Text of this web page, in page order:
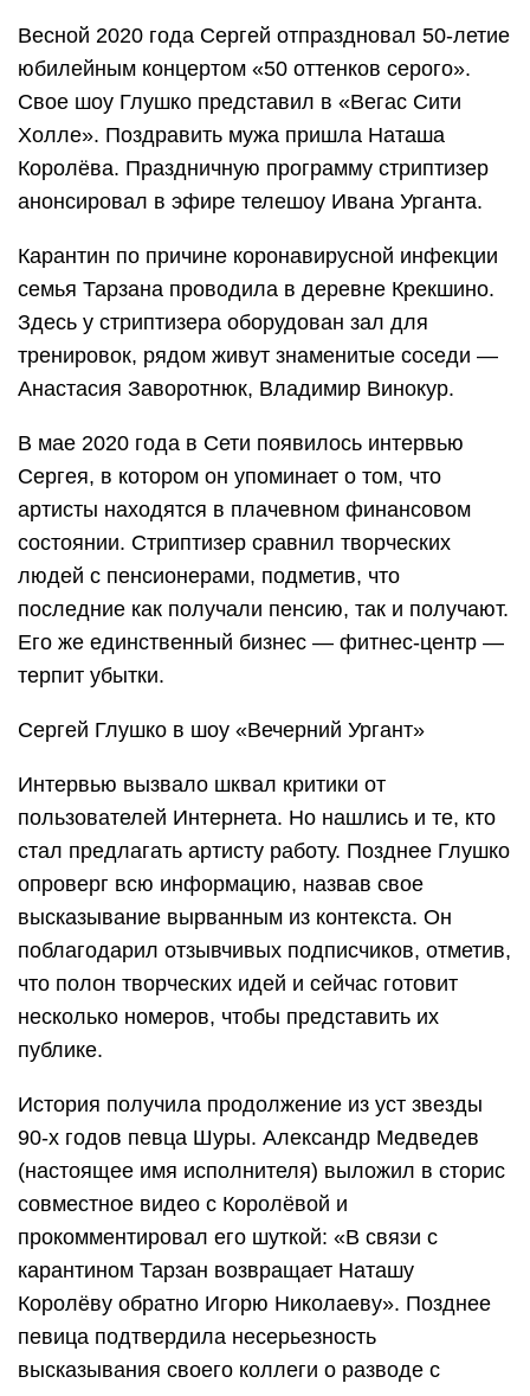
Весной 2020 года Сергей отпраздновал 50-летие
юбилейным концертом «50 оттенков серого».
Свое шоу Глушко представил в «Вегас Сити
Холле». Поздравить мужа пришла Наташа
Королёва. Праздничную программу стриптизер
анонсировал в эфире телешоу Ивана Урганта.
Карантин по причине коронавирусной инфекции
семья Тарзана проводила в деревне Крекшино.
Здесь у стриптизера оборудован зал для
тренировок, рядом живут знаменитые соседи —
Анастасия Заворотнюк, Владимир Винокур.
В мае 2020 года в Сети появилось интервью
Сергея, в котором он упоминает о том, что
артисты находятся в плачевном финансовом
состоянии. Стриптизер сравнил творческих
людей с пенсионерами, подметив, что
последние как получали пенсию, так и получают.
Его же единственный бизнес — фитнес-центр —
терпит убытки.
Сергей Глушко в шоу «Вечерний Ургант»
Интервью вызвало шквал критики от
пользователей Интернета. Но нашлись и те, кто
стал предлагать артисту работу. Позднее Глушко
опроверг всю информацию, назвав свое
высказывание вырванным из контекста. Он
поблагодарил отзывчивых подписчиков, отметив,
что полон творческих идей и сейчас готовит
несколько номеров, чтобы представить их
публике.
История получила продолжение из уст звезды
90-х годов певца Шуры. Александр Медведев
(настоящее имя исполнителя) выложил в сторис
совместное видео с Королёвой и
прокомментировал его шуткой: «В связи с
карантином Тарзан возвращает Наташу
Королёву обратно Игорю Николаеву». Позднее
певица подтвердила несерьезность
высказывания своего коллеги о разводе с